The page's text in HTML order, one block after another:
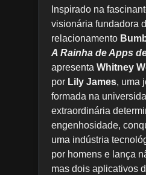
Inspirado na
visionária fundadora
relacionamento
A Rainha de Apps
apresenta Whitney
por Lily James, uma
formada na
extraordinária
engenhosidade,
uma indústria
por homens e lança
mas dois aplicativos